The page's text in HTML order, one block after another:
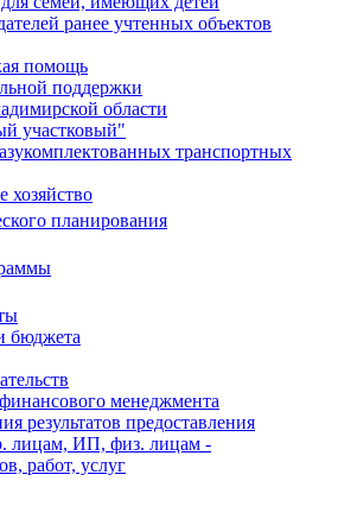
ранее учтенных объектов
помощь
поддержки
области
участковый"
транспортных
хозяйство
планирования
бюджета
менеджмента
результатов предоставления
лицам, ИП, физ. лицам -
работ, услуг